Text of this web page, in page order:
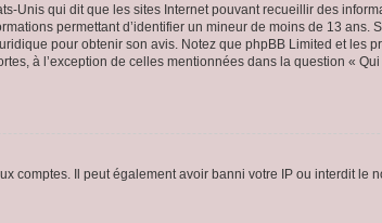
Unis qui dit que les sites Internet pouvant recueillir des
permettant d’identifier un mineur de moins de 13 ans.
pour obtenir son avis. Notez que phpBB Limited et les
à l’exception de celles mentionnées dans la question «
comptes. Il peut également avoir banni votre IP ou interdit le